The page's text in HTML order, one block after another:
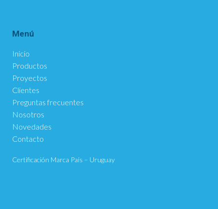
Menú
Inicio
Productos
Proyectos
Clientes
Preguntas frecuentes
Nosotros
Novedades
Contacto
Certificación Marca País – Uruguay